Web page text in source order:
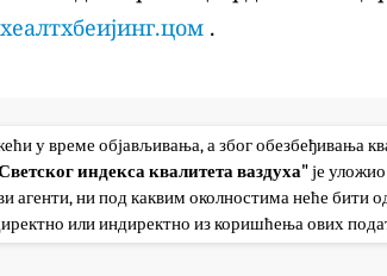
.
у време објављивања, а због обезбеђивања
индекса квалитета ваздуха"је
ни под каквим околностима неће бити
или индиректно из коришћења ових